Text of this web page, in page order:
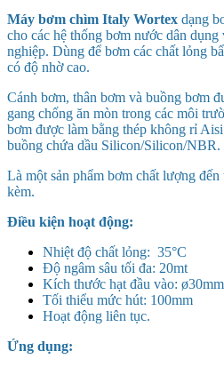
Máy bơm chìm Italy Wortex dạng
cho các hệ thống bơm nước dân
nghiệp. Dùng để bơm các chất lỏng
có độ nhờ cao.
Cánh bơm, thân bơm và buồng bơm
gang chống ăn mòn trong các môi
bơm được làm bằng thép không rỉ
buồng chứa dầu Silicon/Silicon/NBR.
Là một sản phẩm bơm chất lượng
kèm.
Điều kiện hoạt động:
Nhiệt độ chất lỏng: 35°C
Độ ngâm sâu tối đa: 20mt
Kích thước hạt đầu vào: ø30mm
Tối thiểu mức hút: 100mm
Hoạt động liên tục.
Ứng dụng: